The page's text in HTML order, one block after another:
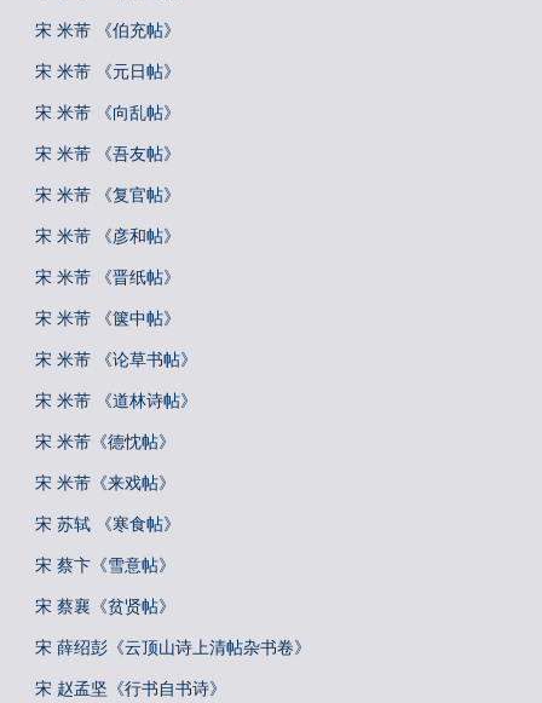
宋 米芾 《伯充帖》
宋 米芾 《元日帖》
宋 米芾 《向乱帖》
宋 米芾 《吾友帖》
宋 米芾 《复官帖》
宋 米芾 《彦和帖》
宋 米芾 《晋纸帖》
宋 米芾 《箧中帖》
宋 米芾 《论草书帖》
宋 米芾 《道林诗帖》
宋 米芾《德忱帖》
宋 米芾《来戏帖》
宋 苏轼 《寒食帖》
宋 蔡卞《雪意帖》
宋 蔡襄《贫贤帖》
宋 薛绍彭《云顶山诗上清帖杂书卷》
宋 赵孟坚《行书自书诗》